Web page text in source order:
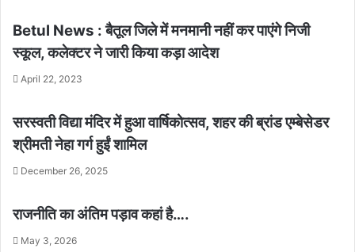
Betul News : बैतूल जिले में मनमानी नहीं कर पाएंगे निजी
स्कूल, कलेक्टर ने जारी किया कड़ा आदेश
April 22, 2023
सरस्वती विद्या मंदिर में हुआ वार्षिकोत्सव, शहर की ब्रांड एम्बेसेडर
श्रीमती नेहा गर्ग हुईं शामिल
December 26, 2025
राजनीति का अंतिम पड़ाव कहां है….
May 3, 2026